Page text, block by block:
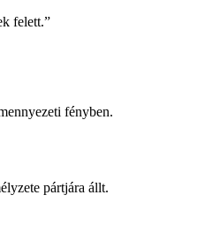
felett.”
fényben.
pártjára állt.